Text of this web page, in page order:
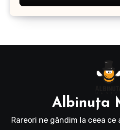
Albinuţa
Rareori ne gândim la ceea ce